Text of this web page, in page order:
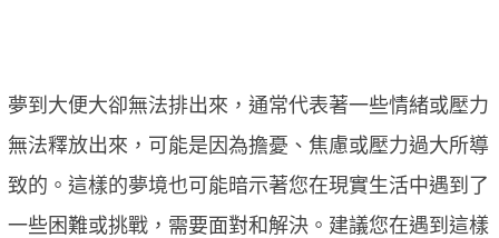
夢到大便大卻無法排出來，通常代表著一些情緒或壓力
無法釋放出來，可能是因為擔憂、焦慮或壓力過大所導
致的。這樣的夢境也可能暗示著您在現實生活中遇到了
一些困難或挑戰，需要面對和解決。建議您在遇到這樣